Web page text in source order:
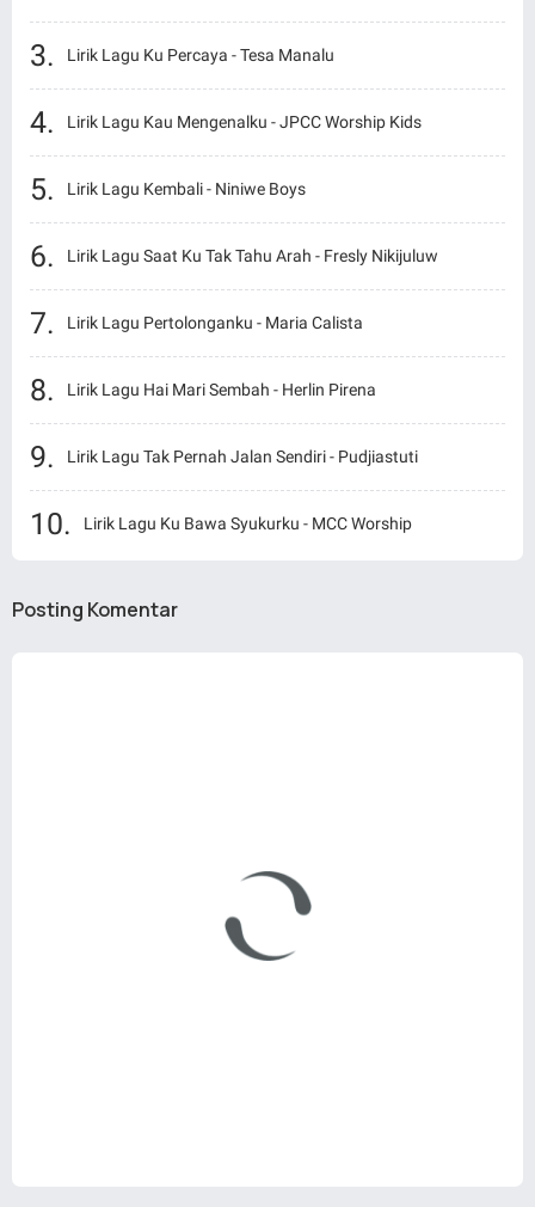
Lirik Lagu Ku Percaya - Tesa Manalu
Lirik Lagu Kau Mengenalku - JPCC Worship Kids
Lirik Lagu Kembali - Niniwe Boys
Lirik Lagu Saat Ku Tak Tahu Arah - Fresly Nikijuluw
Lirik Lagu Pertolonganku - Maria Calista
Lirik Lagu Hai Mari Sembah - Herlin Pirena
Lirik Lagu Tak Pernah Jalan Sendiri - Pudjiastuti
Lirik Lagu Ku Bawa Syukurku - MCC Worship
Posting Komentar